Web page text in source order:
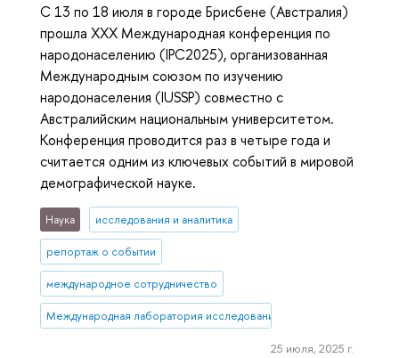
С 13 по 18 июля в городе Брисбене (Австралия)
прошла XXX Международная конференция по
народонаселению (IPC2025), организованная
Международным союзом по изучению
народонаселения (IUSSP) совместно с
Австралийским национальным университетом.
Конференция проводится раз в четыре года и
считается одним из ключевых событий в мировой
демографической науке.
Наука исследования и аналитика
репортаж о событии
международное сотрудничество
Международная лаборатория исследований населения и
25 июля, 2025 г.